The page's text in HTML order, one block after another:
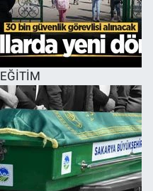
EĞİTİM
EĞİTİM
MAGAZİN
ÖZEL HABER
HALK54 PANORAMA